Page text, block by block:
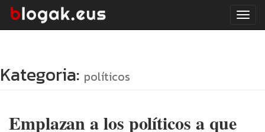
Kategoria: políticos
Emplazan a los políticos a que